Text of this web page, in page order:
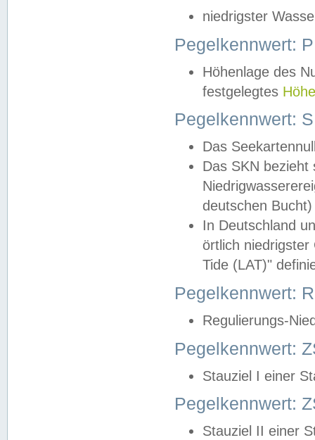
niedrigster
Pegelkennwert:
Höhenlage des
festgelegtes
Pegelkennwert:
Das
Das SKN
deutschen
In Deutschland
örtlich
Tide (LAT)"
Pegelkennwert:
Regulierungs-
Pegelkennwert:
Stauziel I einer
Pegelkennwert:
Stauziel II einer